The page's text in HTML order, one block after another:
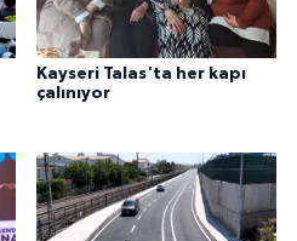
Kayseri Talas'ta her kapı
çalınıyor